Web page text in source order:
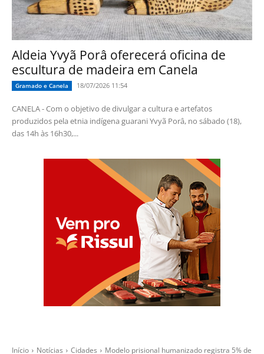
Aldeia Yvyã Porâ oferecerá oficina de
escultura de madeira em Canela
Gramado e Canela 18/07/2026 11:54
CANELA - Com o objetivo de divulgar a cultura e artefatos
produzidos pela etnia indígena guarani Yvyã Porâ, no sábado (18),
das 14h às 16h30,...